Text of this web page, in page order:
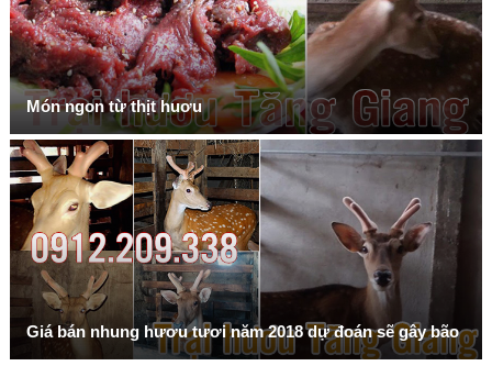
Món ngon từ thịt huơu
Giá bán nhung hươu tươi năm 2018 dự đoán sẽ gây bão